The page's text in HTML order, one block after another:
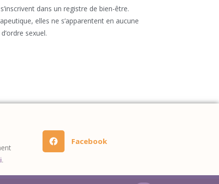
dans un registre de bien-être.
elles ne s’apparentent en aucune
sexuel.
.
Facebook